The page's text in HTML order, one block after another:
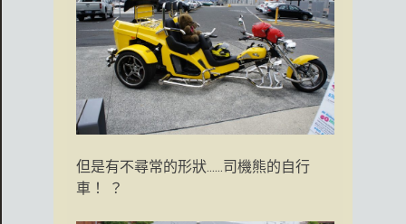
但是有不尋常的形狀......司機熊的自行
車！ ？